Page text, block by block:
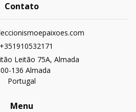
Contato
Leitão 75A, Almada
136 Almada
Portugal
Menu